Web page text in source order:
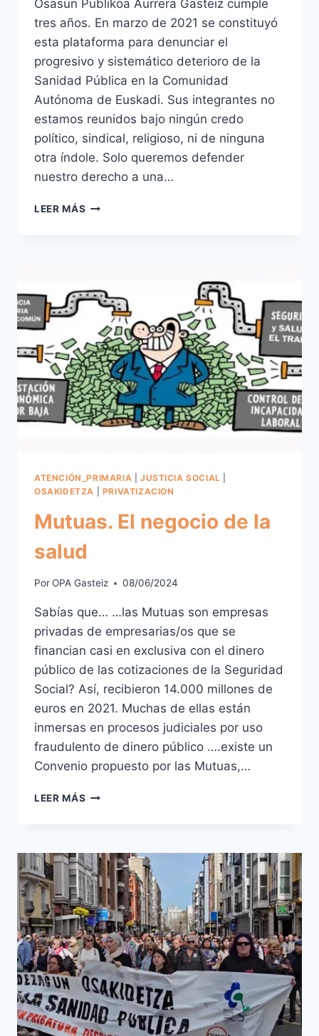
Osasun Publikoa Aurrera Gasteiz cumple
tres años. En marzo de 2021 se constituyó
esta plataforma para denunciar el
progresivo y sistemático deterioro de la
Sanidad Pública en la Comunidad
Autónoma de Euskadi. Sus integrantes no
estamos reunidos bajo ningún credo
político, sindical, religioso, ni de ninguna
otra índole. Solo queremos defender
nuestro derecho a una…
LEER MÁS OPA
ATENCIÓN_PRIMARIA JUSTICIA SOCIAL
OSAKIDETZA
PRIVATIZACION
Mutuas. El negocio de la
salud
PorOPA Gasteiz 08/06/2024
Sabías que… …las Mutuas son empresas
privadas de empresarias/os que se
financian casi en exclusiva con el dinero
público de las cotizaciones de la Seguridad
Social? Así, recibieron 14.000 millones de
euros en 2021. Muchas de ellas están
inmersas en procesos judiciales por uso
fraudulento de dinero público ….existe un
Convenio propuesto por las Mutuas,…
LEER MÁS MUTUAS.
LA
SALUD